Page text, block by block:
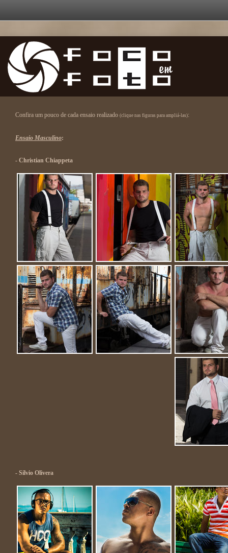
Confira um pouco de cada ensaio realizado (clique nas figuras para ampliá-las):
Ensaio Masculino:
- Christian Chiappeta
- Silvio Olivera